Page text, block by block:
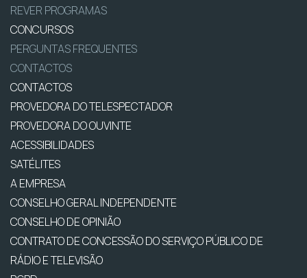
REVER PROGRAMAS
CONCURSOS
PERGUNTAS FREQUENTES
CONTACTOS
CONTACTOS
PROVEDORA DO TELESPECTADOR
PROVEDORA DO OUVINTE
ACESSIBILIDADES
SATÉLITES
A EMPRESA
CONSELHO GERAL INDEPENDENTE
CONSELHO DE OPINIÃO
CONTRATO DE CONCESSÃO DO SERVIÇO PÚBLICO DE
RÁDIO E TELEVISÃO